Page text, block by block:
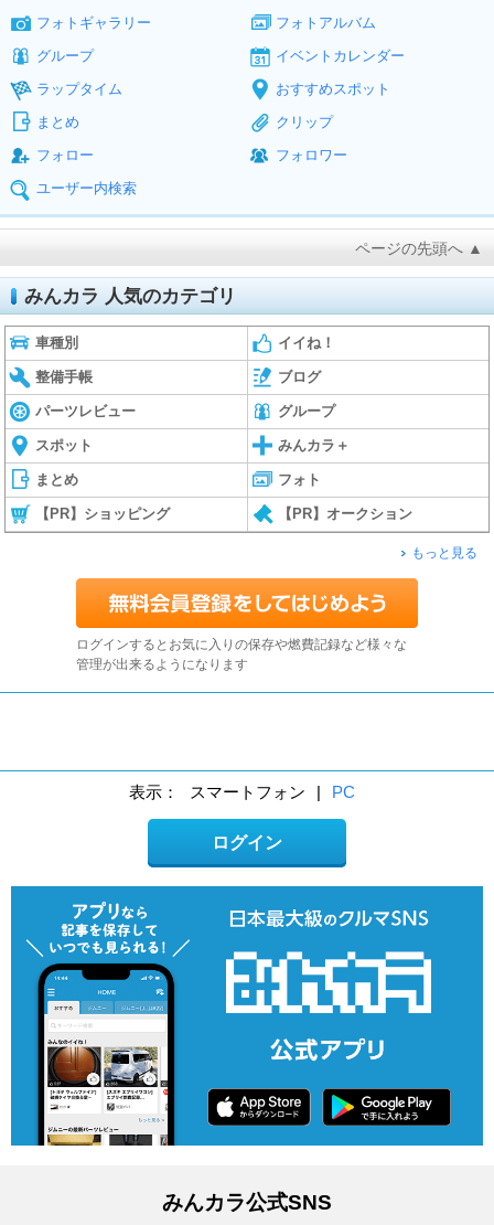
フォトギャラリー
フォトアルバム
グループ
イベントカレンダー
ラップタイム
おすすめスポット
まとめ
クリップ
フォロー
フォロワー
ユーザー内検索
ページの先頭へ ▲
みんカラ 人気のカテゴリ
車種別 イイね！
整備手帳 ブログ
パーツレビュー グループ
スポット みんカラ＋
まとめ フォト
【PR】ショッピング 【PR】オークション
もっと見る
ログインするとお気に入りの保存や燃費記録など様々な
管理が出来るようになります
表示： スマートフォン | PC
ログイン
みんカラ公式SNS